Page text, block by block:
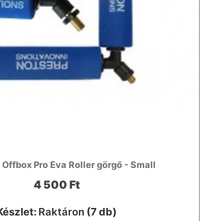
Offbox Pro Eva Roller görgő - Small
4 500 Ft
Raktáron(7 db)